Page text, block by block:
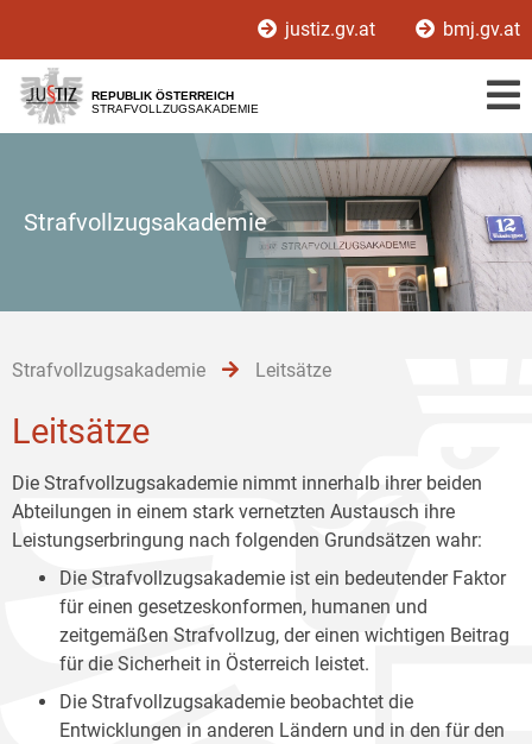
[1]
[2]
[3]
justiz.gv.at bmj.gv.at
REPUBLIK ÖSTERREICH
STRAFVOLLZUGSAKADEMIE
Strafvollzugsakademie
Strafvollzugsakademie Leitsätze
Leitsätze
Die Strafvollzugsakademie nimmt innerhalb ihrer beiden
Abteilungen in einem stark vernetzten Austausch ihre
Leistungserbringung nach folgenden Grundsätzen wahr:
Die Strafvollzugsakademie ist ein bedeutender Faktor
für einen gesetzeskonformen, humanen und
zeitgemäßen Strafvollzug, der einen wichtigen Beitrag
für die Sicherheit in Österreich leistet.
Die Strafvollzugsakademie beobachtet die
Entwicklungen in anderen Ländern und in den für den